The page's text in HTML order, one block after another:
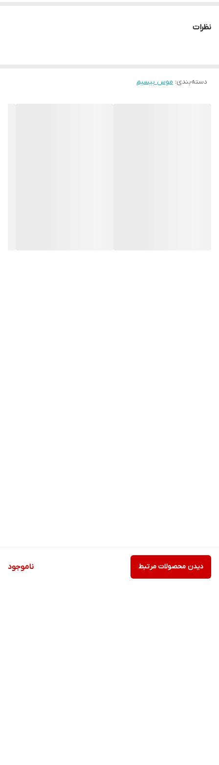
ناموجود دیدن محصولات مرتبط
نظرات
دسته‌بندی: موس بیسیم